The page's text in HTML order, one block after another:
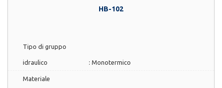
HB-102
Tipo di gruppo
idraulico : Monotermico
Materiale